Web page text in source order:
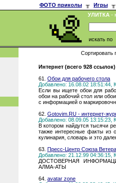
ФОТО приколы ╥ Игры
╥
УЛИТКА -
искать по
Сортировать
Интернет (всего 928 ссылок)
61. Обои для рабочего стола
Добавлено: 16.08.02 18:51:44,
Если вы ищете обои для
обои на рабочий стол или
с информацией о
62. Gotovim.RU - интернет-
Добавлено: 08.09.05 13:15:23,
В котором найдутся тысячи
также интересные факты из
кулинария, словарь и это
63. Пресс-Центр Союза
Добавлено: 21.12.99 04:36:15,
ДОСТОВЕРНАЯ
АЛМА-АТЫ
64. avatar zone